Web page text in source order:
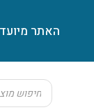
האתר
Products
search